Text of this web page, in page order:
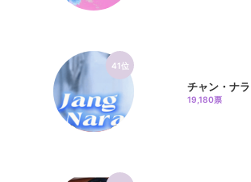
41位
チャン・ナラ
19,180票